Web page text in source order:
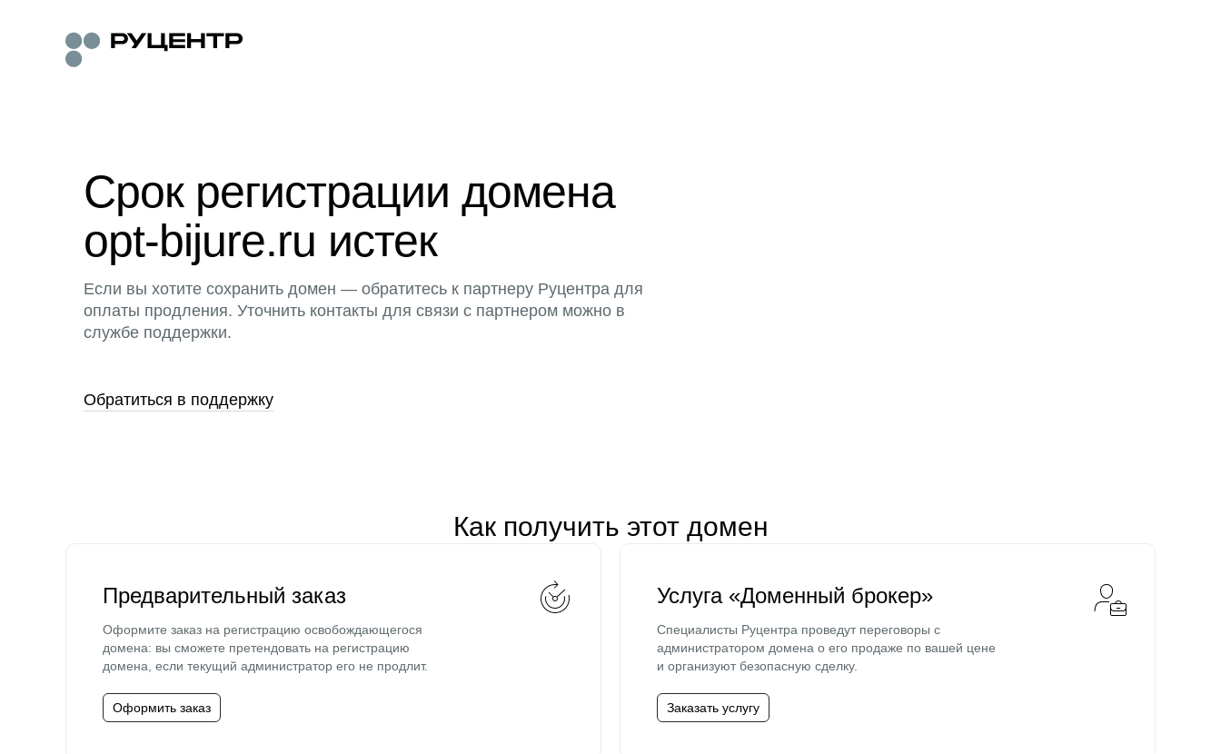
Срок регистрации домена
opt-bijure.ru истек
Если вы хотите сохранить домен — обратитесь к партнеру Руцентра для
оплаты продления. Уточнить контакты для связи с партнером можно в
службе поддержки.
Обратиться в поддержку
Как получить этот домен
Предварительный заказ
Оформите заказ на регистрацию освобождающегося
домена: вы сможете претендовать на регистрацию
домена, если текущий администратор его не продлит.
Оформить заказ
Услуга «Доменный брокер»
Специалисты Руцентра проведут переговоры с
администратором домена о его продаже по вашей цене
и организуют безопасную сделку.
Заказать услугу